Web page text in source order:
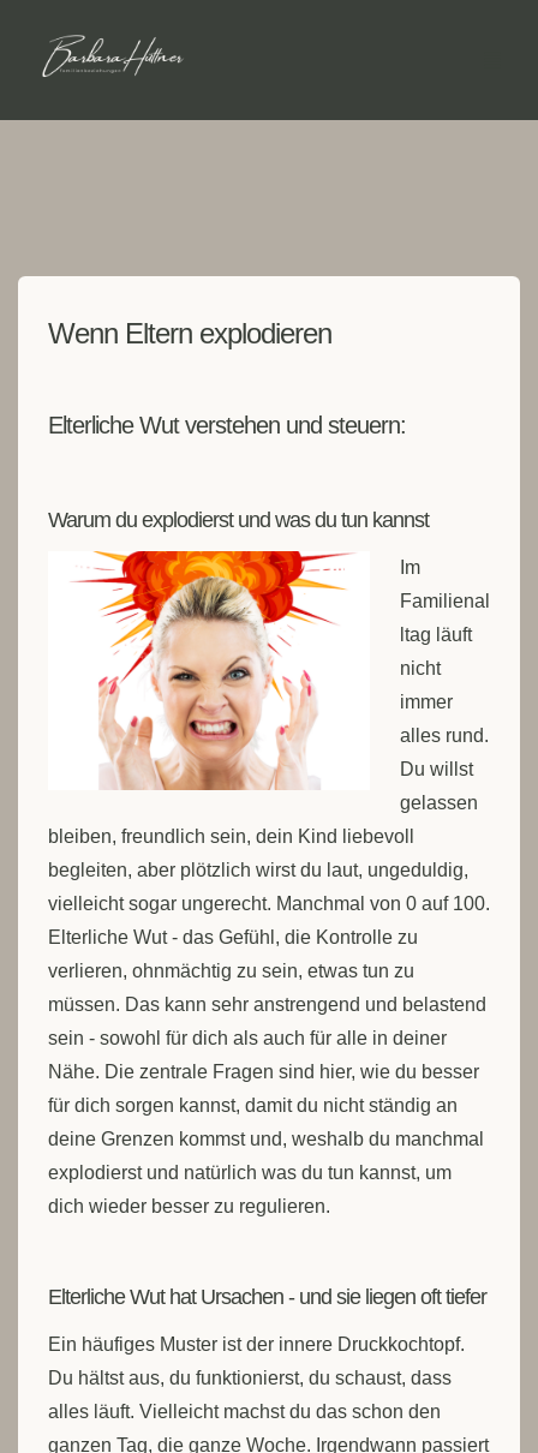
Wenn Eltern explodieren
Elterliche Wut verstehen und steuern:
Warum du explodierst und was du tun kannst
Im
Familienal
ltag läuft
nicht
immer
alles rund.
Du willst
gelassen
bleiben, freundlich sein, dein Kind liebevoll
begleiten, aber plötzlich wirst du laut, ungeduldig,
vielleicht sogar ungerecht. Manchmal von 0 auf 100.
Elterliche Wut - das Gefühl, die Kontrolle zu
verlieren, ohnmächtig zu sein, etwas tun zu
müssen. Das kann sehr anstrengend und belastend
sein - sowohl für dich als auch für alle in deiner
Nähe. Die zentrale Fragen sind hier, wie du besser
für dich sorgen kannst, damit du nicht ständig an
deine Grenzen kommst und, weshalb du manchmal
explodierst und natürlich was du tun kannst, um
dich wieder besser zu regulieren.
Elterliche Wut hat Ursachen - und sie liegen oft tiefer
Ein häufiges Muster ist der innere Druckkochtopf.
Du hältst aus, du funktionierst, du schaust, dass
alles läuft. Vielleicht machst du das schon den
ganzen Tag, die ganze Woche. Irgendwann passiert